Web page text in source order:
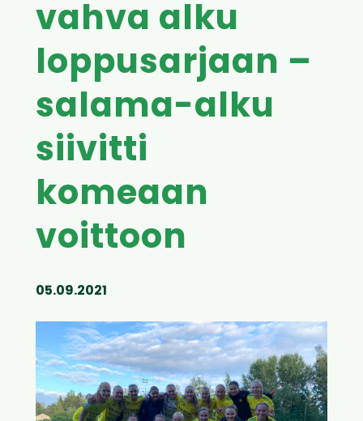
vahva alku
loppusarjaan –
salama-alku
siivitti
komeaan
voittoon
05.09.2021